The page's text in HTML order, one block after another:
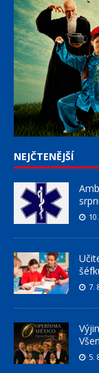
NEJČTENĚJŠÍ
7.
5.